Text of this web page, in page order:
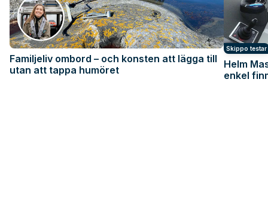
Familjeliv ombord – och konsten att lägga till
utan att tappa humöret
Skippo testar
Helm
enkel